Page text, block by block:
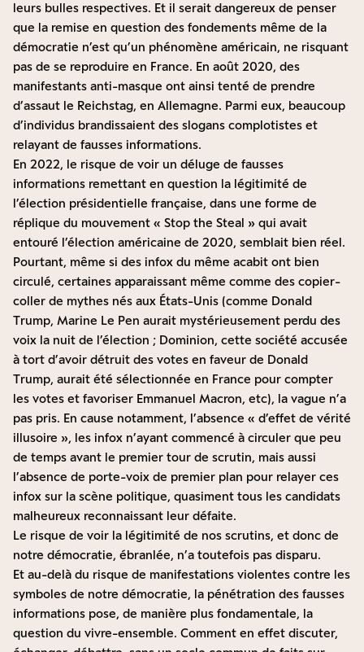
leurs bulles respectives. Et il serait dangereux de penser
que la remise en question des fondements même de la
démocratie n’est qu’un phénomène américain, ne risquant
pas de se reproduire en France. En août 2020, des
manifestants anti-masque ont ainsi tenté de prendre
d’assaut le Reichstag, en Allemagne. Parmi eux, beaucoup
d’individus brandissaient des slogans complotistes et
relayant de fausses informations.
En 2022, le risque de voir un déluge de fausses
informations remettant en question la légitimité de
l’élection présidentielle française, dans une forme de
réplique du mouvement « Stop the Steal » qui avait
entouré l’élection américaine de 2020, semblait bien réel.
Pourtant, même si des infox du même acabit ont bien
circulé, certaines apparaissant même comme des copier-
coller de mythes nés aux États-Unis (comme Donald
Trump, Marine Le Pen aurait mystérieusement perdu des
voix la nuit de l’élection ; Dominion, cette société accusée
à tort d’avoir détruit des votes en faveur de Donald
Trump, aurait été sélectionnée en France pour compter
les votes et favoriser Emmanuel Macron, etc), la vague n’a
pas pris. En cause notamment, l’absence « d’effet de vérité
illusoire », les infox n’ayant commencé à circuler que peu
de temps avant le premier tour de scrutin, mais aussi
l’absence de porte-voix de premier plan pour relayer ces
infox sur la scène politique, quasiment tous les candidats
malheureux reconnaissant leur défaite.
Le risque de voir la légitimité de nos scrutins, et donc de
notre démocratie, ébranlée, n’a toutefois pas disparu.
Et au-delà du risque de manifestations violentes contre les
symboles de notre démocratie, la pénétration des fausses
informations pose, de manière plus fondamentale, la
question du vivre-ensemble. Comment en effet discuter,